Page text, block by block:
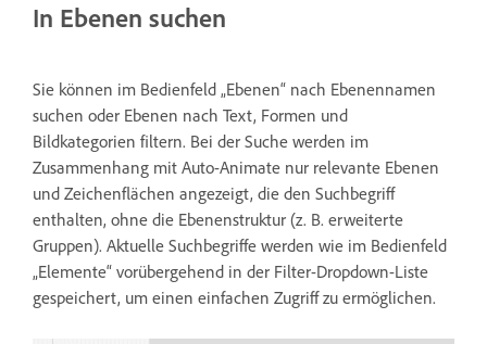
In Ebenen suchen
Sie können im Bedienfeld „Ebenen“ nach Ebenennamen
suchen oder Ebenen nach Text, Formen und
Bildkategorien filtern. Bei der Suche werden im
Zusammenhang mit Auto-Animate nur relevante Ebenen
und Zeichenflächen angezeigt, die den Suchbegriff
enthalten, ohne die Ebenenstruktur (z. B. erweiterte
Gruppen). Aktuelle Suchbegriffe werden wie im Bedienfeld
„Elemente“ vorübergehend in der Filter-Dropdown-Liste
gespeichert, um einen einfachen Zugriff zu ermöglichen.